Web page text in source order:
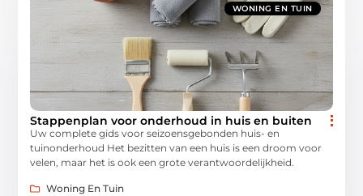
WONING EN TUIN
Stappenplan voor onderhoud in huis en buiten
Uw complete gids voor seizoensgebonden huis- en
tuinonderhoud Het bezitten van een huis is een droom voor
velen, maar het is ook een grote verantwoordelijkheid.
Woning En Tuin